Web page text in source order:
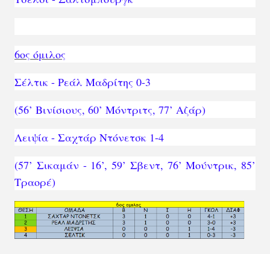
6ος όμιλος
Σέλτικ - Ρεάλ Μαδρίτης 0-3
(56’ Βινίσιους, 60’ Μόντριτς, 77’ Αζάρ)
Λειψία - Σαχτάρ Ντόνετσκ 1-4
(57’ Σικαμάν - 16’, 59’ Σβεντ, 76’ Μούντρικ, 85’
Τραορέ)